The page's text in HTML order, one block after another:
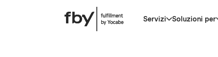
Servizi Soluzioni per